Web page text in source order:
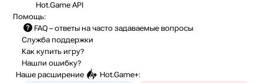
Hot.Game API
Помощь:
FAQ – ответы на часто задаваемые вопросы
Служба поддержки
Как купить игру?
Нашли ошибку?
Наше расширение
Hot.Game+: